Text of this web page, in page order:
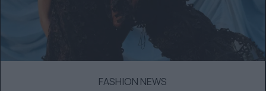
FASHION NEWS